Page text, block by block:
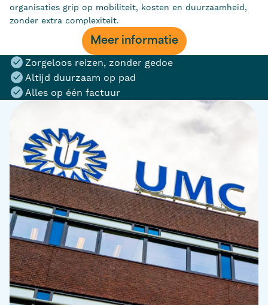
organisaties grip op mobiliteit, kosten en duurzaamheid,
zonder extra complexiteit.
Meer informatie
Zorgeloos reizen, zonder gedoe
Altijd duurzaam op pad
Alles op één factuur